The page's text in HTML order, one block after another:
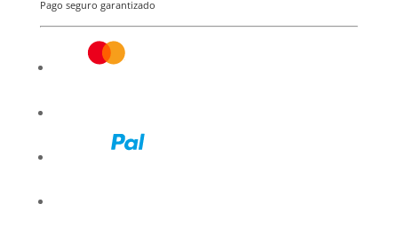
Pago seguro garantizado